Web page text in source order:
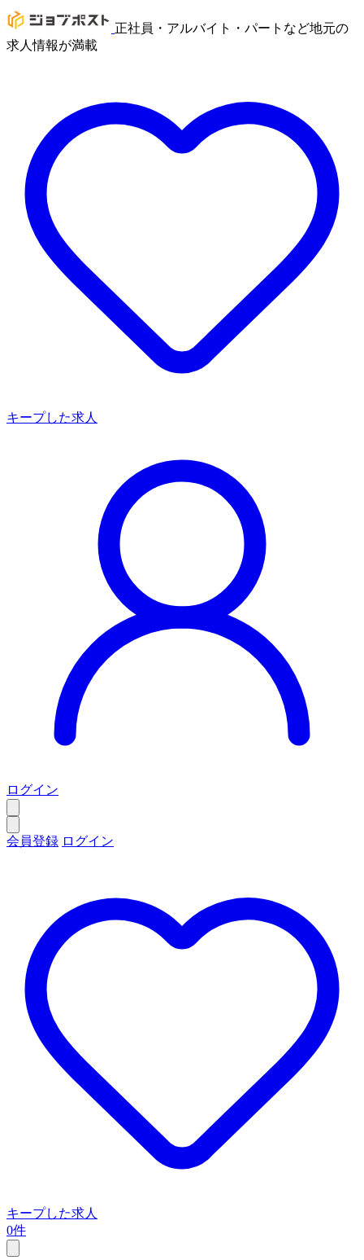
正社員・アルバイト・パートなど地元の
求人情報が満載
キープした求人
ログイン
会員登録 ログイン
キープした求人
0件